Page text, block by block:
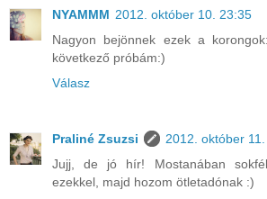
NYAMMM 2012. október 10. 23:35
Nagyon bejönnek ezek a
következő próbám:)
Válasz
Praliné Zsuzsi
2012. október
Jujj, de jó hír! Mostanában
ezekkel, majd hozom ötletadónak :)